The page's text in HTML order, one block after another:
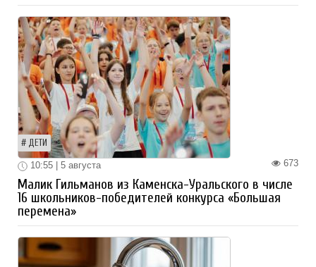
ДЕТИ
673
10:55 | 5 августа
Малик Гильманов из Каменска-Уральского в числе
16 школьников-победителей конкурса «Большая
перемена»